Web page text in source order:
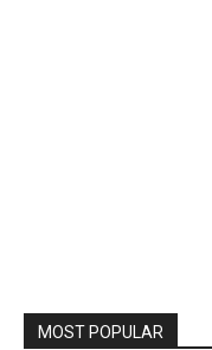
MOST POPULAR